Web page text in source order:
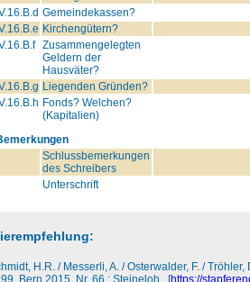
Gemeindekassen?
Kirchengütern?
Zusammengelegten
Geldern der
Hausväter?
Liegenden Gründen?
Fonds? Welchen?
(Kapitalien)
Schlussbemerkungen
des Schreibers
Unterschrift
H.R. / Messerli, A. / Osterwalder, F. /
Bern 2015, Nr. 66 : Steineloh , [https://